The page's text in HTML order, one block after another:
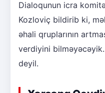
Dialoqunun icra
Kozloviç bildirib ki,
əhali qruplarının
verdiyini
deyil.